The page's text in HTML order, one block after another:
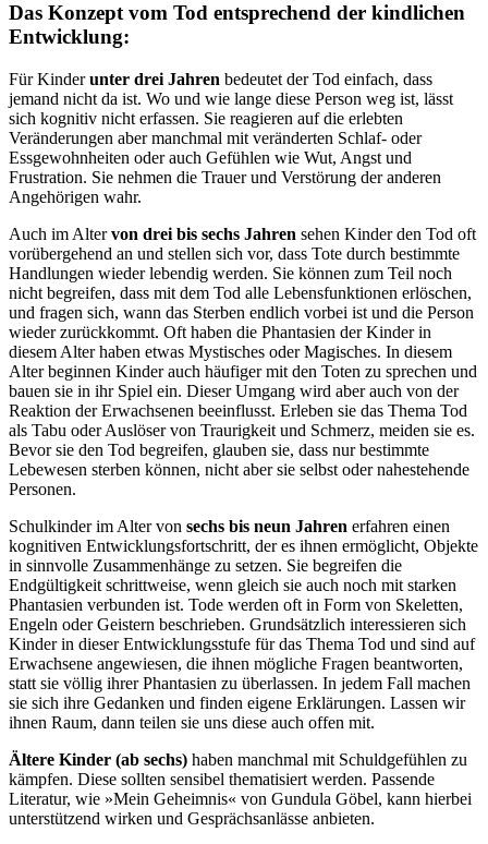
Das Konzept vom Tod entsprechend der kindlichen
Entwicklung:
Für Kinderunter drei Jahren bedeutet der Tod einfach, dass
jemand nicht da ist. Wo und wie lange diese Person weg ist, lässt
sich kognitiv nicht erfassen. Sie reagieren auf die erlebten
Veränderungen aber manchmal mit veränderten Schlaf- oder
Essgewohnheiten oder auch Gefühlen wie Wut, Angst und
Frustration. Sie nehmen die Trauer und Verstörung der anderen
Angehörigen wahr.
Auch im Altervon drei bis sechs Jahren sehen Kinder den Tod oft
vorübergehend an und stellen sich vor, dass Tote durch bestimmte
Handlungen wieder lebendig werden. Sie können zum Teil noch
nicht begreifen, dass mit dem Tod alle Lebensfunktionen erlöschen,
und fragen sich, wann das Sterben endlich vorbei ist und die Person
wieder zurückkommt. Oft haben die Phantasien der Kinder in
diesem Alter haben etwas Mystisches oder Magisches. In diesem
Alter beginnen Kinder auch häufiger mit den Toten zu sprechen und
bauen sie in ihr Spiel ein. Dieser Umgang wird aber auch von der
Reaktion der Erwachsenen beeinflusst. Erleben sie das Thema Tod
als Tabu oder Auslöser von Traurigkeit und Schmerz, meiden sie es.
Bevor sie den Tod begreifen, glauben sie, dass nur bestimmte
Lebewesen sterben können, nicht aber sie selbst oder nahestehende
Personen.
Schulkinder im Alter von sechs bis neun Jahren erfahren einen
kognitiven Entwicklungsfortschritt, der es ihnen ermöglicht, Objekte
in sinnvolle Zusammenhänge zu setzen. Sie begreifen die
Endgültigkeit schrittweise, wenn gleich sie auch noch mit starken
Phantasien verbunden ist. Tode werden oft in Form von Skeletten,
Engeln oder Geistern beschrieben. Grundsätzlich interessieren sich
Kinder in dieser Entwicklungsstufe für das Thema Tod und sind auf
Erwachsene angewiesen, die ihnen mögliche Fragen beantworten,
statt sie völlig ihrer Phantasien zu überlassen. In jedem Fall machen
sie sich ihre Gedanken und finden eigene Erklärungen. Lassen wir
ihnen Raum, dann teilen sie uns diese auch offen mit.
Ältere Kinder (ab sechs) haben manchmal mit Schuldgefühlen zu
kämpfen. Diese sollten sensibel thematisiert werden. Passende
Literatur, wie »Mein Geheimnis« von Gundula Göbel, kann hierbei
unterstützend wirken und Gesprächsanlässe anbieten.